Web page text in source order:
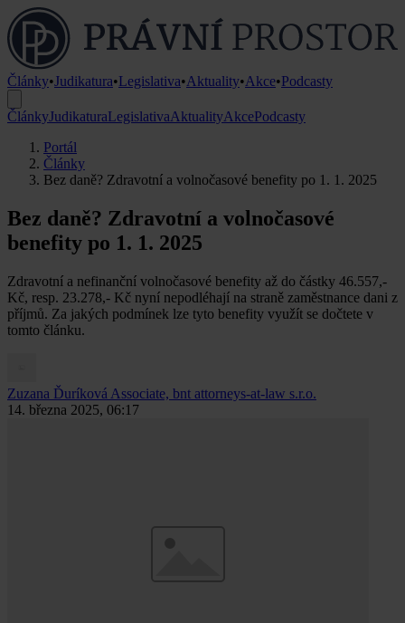
Články•Judikatura•Legislativa•Aktuality•Akce•Podcasty
ČlánkyJudikaturaLegislativaAktualityAkcePodcasty
Portál
Články
Bez daně? Zdravotní a volnočasové benefity po 1. 1. 2025
Bez daně? Zdravotní a volnočasové
benefity po 1. 1. 2025
Zdravotní a nefinanční volnočasové benefity až do částky 46.557,-
Kč, resp. 23.278,- Kč nyní nepodléhají na straně zaměstnance dani z
příjmů. Za jakých podmínek lze tyto benefity využít se dočtete v
tomto článku.
Zuzana Ďuríková Associate, bnt attorneys-at-law s.r.o.
14. března 2025, 06:17